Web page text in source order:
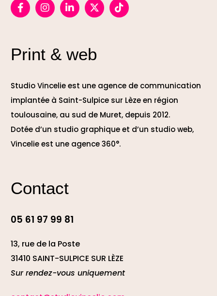
Print & web
Studio Vincelie est une agence de communication
implantée à Saint-Sulpice sur Lèze en région
toulousaine, au sud de Muret, depuis 2012.
Dotée d’un studio graphique et d’un studio web,
Vincelie est une agence 360°.
Contact
05 61 97 99 81
13, rue de la Poste
31410 SAINT-SULPICE SUR LÈZE
Sur rendez-vous uniquement